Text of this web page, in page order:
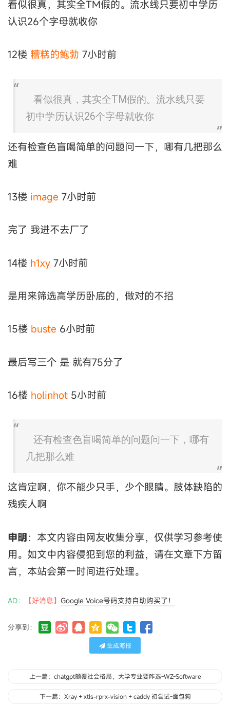
看似很真，其实全TM假的。流水线只要初中学历
认识26个字母就收你
12楼 糟糕的鲍勃 7小时前
看似很真，其实全TM假的。流水线只要
初中学历认识26个字母就收你
还有检查色盲喝简单的问题问一下，哪有几把那么
难
13楼 image 7小时前
完了 我进不去厂了
14楼 h1xy 7小时前
是用来筛选高学历卧底的，做对的不招
15楼 buste 6小时前
最后写三个 是 就有75分了
16楼 holinhot 5小时前
还有检查色盲喝简单的问题问一下，哪有
几把那么难
这肯定啊，你不能少只手，少个眼睛。肢体缺陷的
残疾人啊
申明：本文内容由网友收集分享，仅供学习参考使
用。如文中内容侵犯到您的利益，请在文章下方留
言，本站会第一时间进行处理。
AD： 【好消息】 Google Voice号码支持自助购买了！
分享到：
生成海报
上一篇：chatgpt颠覆社会格局，大学专业要咋选-WZ-Software
下一篇：Xray + xtls-rprx-vision + caddy 初尝试-面包狗